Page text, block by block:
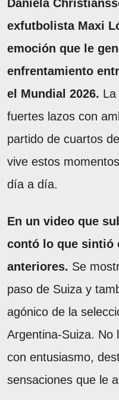
Daniela
exfutbolista Maxi
emoción que le
enfrentamiento
el Mundial 2026.
fuertes lazos con
partido de cuartos
vive estos
día a día.
En un video que
contó lo que sintió
anteriores. Se
paso de Suiza y
agónico de la
Argentina-Suiza. No
con entusiasmo,
sensaciones que le